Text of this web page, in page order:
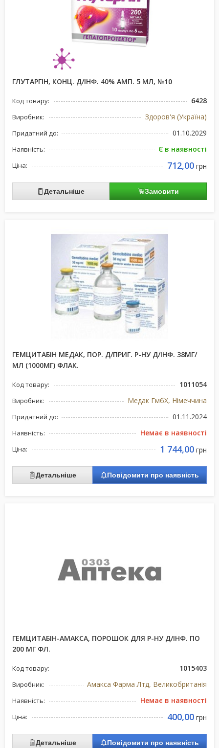
ГЛУТАРГІН, КОНЦ. Д/ІНФ. 40% АМП. 5 МЛ, №10
Код товару: 6428
Виробник: Здоров'я (Україна)
Придатний до: 01.10.2029
Наявність: Є в наявності
Ціна: 712,00 грн
Детальніше Замовити
ГЕМЦИТАБІН МЕДАК, ПОР. Д/ПРИГ. Р-НУ Д/ІНФ. 38МГ/
МЛ (1000МГ) ФЛАК.
Код товару: 1011054
Виробник: Медак ГмбХ, Німеччина
Придатний до: 01.11.2024
Наявність: Немає в наявності
Ціна: 1 744,00 грн
Детальніше Повідомити про наявність
ГЕМЦИТАБІН-АМАКСА, ПОРОШОК ДЛЯ Р-НУ Д/ІНФ. ПО
200 МГ ФЛ.
Код товару: 1015403
Виробник: Амакса Фарма Лтд, Великобританія
Наявність: Немає в наявності
Ціна: 400,00 грн
Детальніше Повідомити про наявність